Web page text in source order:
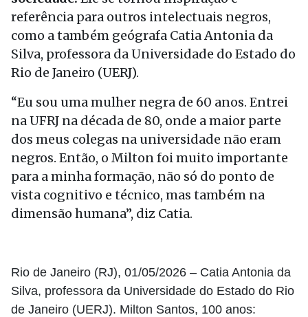
referência para outros intelectuais negros,
como a também geógrafa Catia Antonia da
Silva, professora da Universidade do Estado do
Rio de Janeiro (UERJ).
“Eu sou uma mulher negra de 60 anos. Entrei
na UFRJ na década de 80, onde a maior parte
dos meus colegas na universidade não eram
negros. Então, o Milton foi muito importante
para a minha formação, não só do ponto de
vista cognitivo e técnico, mas também na
dimensão humana”, diz Catia.
Rio de Janeiro (RJ), 01/05/2026 – Catia Antonia da
Silva, professora da Universidade do Estado do Rio
de Janeiro (UERJ). Milton Santos, 100 anos: